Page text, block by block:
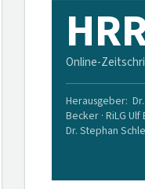
Online-
Herausgeber:
Becker · RiLG Ulf
Dr. Stephan